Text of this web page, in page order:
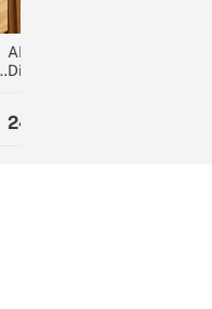
AROMA CERAMIC
Difusor de aromas de
24,95